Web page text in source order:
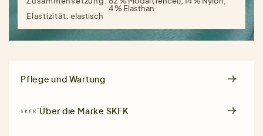
4 % Elasthan
Elastizität:elastisch
Pflege und Wartung
Über die Marke SKFK